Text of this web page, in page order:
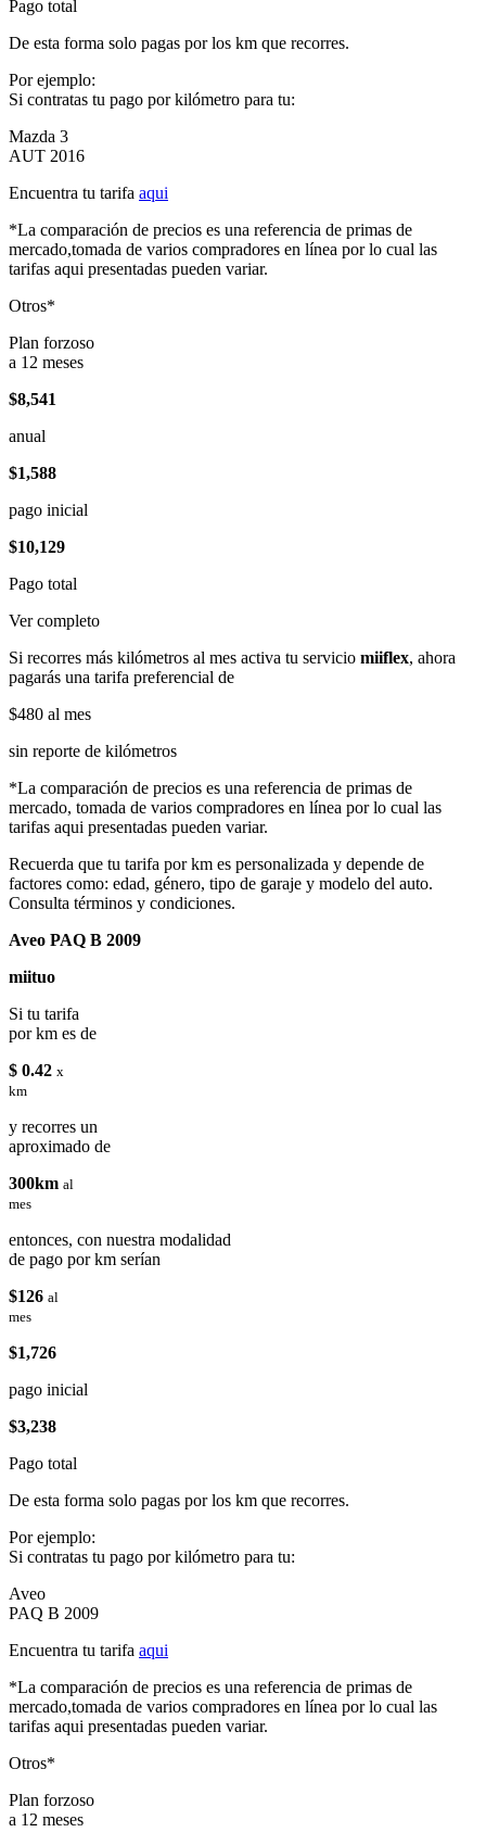
Pago total
De esta forma solo pagas por los km que recorres.
Por ejemplo:
Si contratas tu pago por kilómetro para tu:
Mazda 3
AUT 2016
Encuentra tu tarifa aqui
*La comparación de precios es una referencia de primas de
mercado,tomada de varios compradores en línea por lo cual las
tarifas aqui presentadas pueden variar.
Otros*
Plan forzoso
a 12 meses
$8,541
anual
$1,588
pago inicial
$10,129
Pago total
Ver completo
Si recorres más kilómetros al mes activa tu servicio miiflex, ahora
pagarás una tarifa preferencial de
$480 al mes
sin reporte de kilómetros
*La comparación de precios es una referencia de primas de
mercado, tomada de varios compradores en línea por lo cual las
tarifas aqui presentadas pueden variar.
Recuerda que tu tarifa por km es personalizada y depende de
factores como: edad, género, tipo de garaje y modelo del auto.
Consulta términos y condiciones.
Aveo PAQ B 2009
miituo
Si tu tarifa
por km es de
$ 0.42 x
km
y recorres un
aproximado de
300km al
mes
entonces, con nuestra modalidad
de pago por km serían
$126 al
mes
$1,726
pago inicial
$3,238
Pago total
De esta forma solo pagas por los km que recorres.
Por ejemplo:
Si contratas tu pago por kilómetro para tu:
Aveo
PAQ B 2009
Encuentra tu tarifa aqui
*La comparación de precios es una referencia de primas de
mercado,tomada de varios compradores en línea por lo cual las
tarifas aqui presentadas pueden variar.
Otros*
Plan forzoso
a 12 meses